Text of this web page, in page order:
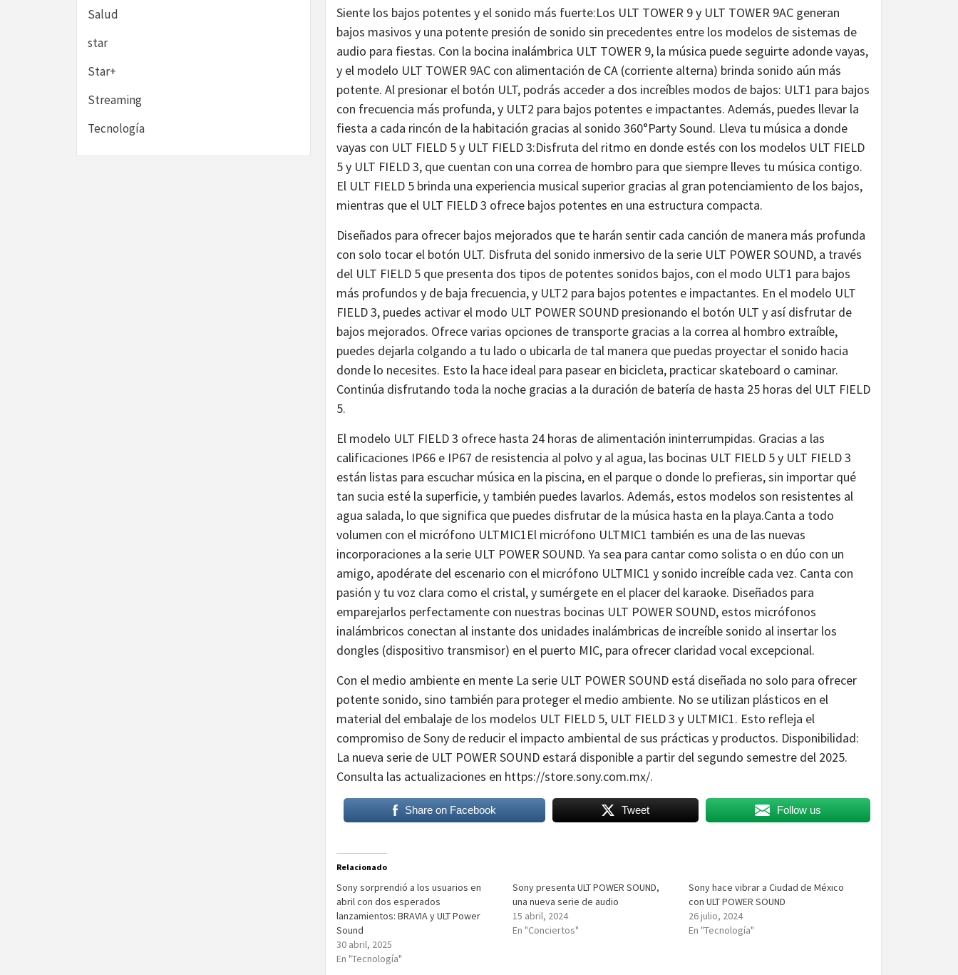
Siente los bajos potentes y el sonido más fuerte:Los ULT TOWER 9 y ULT TOWER 9AC generan
bajos masivos y una potente presión de sonido sin precedentes entre los modelos de sistemas de
audio para fiestas. Con la bocina inalámbrica ULT TOWER 9, la música puede seguirte adonde vayas,
y el modelo ULT TOWER 9AC con alimentación de CA (corriente alterna) brinda sonido aún más
potente. Al presionar el botón ULT, podrás acceder a dos increíbles modos de bajos: ULT1 para bajos
con frecuencia más profunda, y ULT2 para bajos potentes e impactantes. Además, puedes llevar la
fiesta a cada rincón de la habitación gracias al sonido 360°Party Sound. Lleva tu música a donde
vayas con ULT FIELD 5 y ULT FIELD 3:Disfruta del ritmo en donde estés con los modelos ULT FIELD
5 y ULT FIELD 3, que cuentan con una correa de hombro para que siempre lleves tu música contigo.
El ULT FIELD 5 brinda una experiencia musical superior gracias al gran potenciamiento de los bajos,
mientras que el ULT FIELD 3 ofrece bajos potentes en una estructura compacta.
Diseñados para ofrecer bajos mejorados que te harán sentir cada canción de manera más profunda
con solo tocar el botón ULT. Disfruta del sonido inmersivo de la serie ULT POWER SOUND, a través
del ULT FIELD 5 que presenta dos tipos de potentes sonidos bajos, con el modo ULT1 para bajos
más profundos y de baja frecuencia, y ULT2 para bajos potentes e impactantes. En el modelo ULT
FIELD 3, puedes activar el modo ULT POWER SOUND presionando el botón ULT y así disfrutar de
bajos mejorados. Ofrece varias opciones de transporte gracias a la correa al hombro extraíble,
puedes dejarla colgando a tu lado o ubicarla de tal manera que puedas proyectar el sonido hacia
donde lo necesites. Esto la hace ideal para pasear en bicicleta, practicar skateboard o caminar.
Continúa disfrutando toda la noche gracias a la duración de batería de hasta 25 horas del ULT FIELD
5.
El modelo ULT FIELD 3 ofrece hasta 24 horas de alimentación ininterrumpidas. Gracias a las
calificaciones IP66 e IP67 de resistencia al polvo y al agua, las bocinas ULT FIELD 5 y ULT FIELD 3
están listas para escuchar música en la piscina, en el parque o donde lo prefieras, sin importar qué
tan sucia esté la superficie, y también puedes lavarlos. Además, estos modelos son resistentes al
agua salada, lo que significa que puedes disfrutar de la música hasta en la playa.Canta a todo
volumen con el micrófono ULTMIC1El micrófono ULTMIC1 también es una de las nuevas
incorporaciones a la serie ULT POWER SOUND. Ya sea para cantar como solista o en dúo con un
amigo, apodérate del escenario con el micrófono ULTMIC1 y sonido increíble cada vez. Canta con
pasión y tu voz clara como el cristal, y sumérgete en el placer del karaoke. Diseñados para
emparejarlos perfectamente con nuestras bocinas ULT POWER SOUND, estos micrófonos
inalámbricos conectan al instante dos unidades inalámbricas de increíble sonido al insertar los
dongles (dispositivo transmisor) en el puerto MIC, para ofrecer claridad vocal excepcional.
Con el medio ambiente en mente La serie ULT POWER SOUND está diseñada no solo para ofrecer
potente sonido, sino también para proteger el medio ambiente. No se utilizan plásticos en el
material del embalaje de los modelos ULT FIELD 5, ULT FIELD 3 y ULTMIC1. Esto refleja el
compromiso de Sony de reducir el impacto ambiental de sus prácticas y productos. Disponibilidad:
La nueva serie de ULT POWER SOUND estará disponible a partir del segundo semestre del 2025.
Consulta las actualizaciones en https://store.sony.com.mx/.
Share on Facebook Tweet Follow us
Relacionado
Sony sorprendió a los usuarios en
abril con dos esperados
lanzamientos: BRAVIA y ULT Power
Sound
30 abril, 2025
En "Tecnología"
Sony presenta ULT POWER SOUND,
una nueva serie de audio
15 abril, 2024
En "Conciertos"
Sony hace vibrar a Ciudad de México
con ULT POWER SOUND
26 julio, 2024
En "Tecnología"
Salud
star
Star+
Streaming
Tecnología